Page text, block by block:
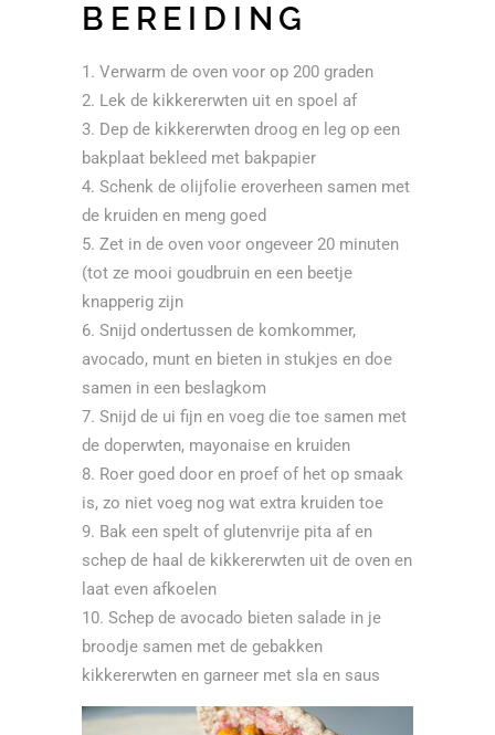
BEREIDING
Verwarm de oven voor op 200 graden
Lek de kikkererwten uit en spoel af
Dep de kikkererwten droog en leg op een
bakplaat bekleed met bakpapier
Schenk de olijfolie eroverheen samen met
de kruiden en meng goed
Zet in de oven voor ongeveer 20 minuten
(tot ze mooi goudbruin en een beetje
knapperig zijn
Snijd ondertussen de komkommer,
avocado, munt en bieten in stukjes en doe
samen in een beslagkom
Snijd de ui fijn en voeg die toe samen met
de doperwten, mayonaise en kruiden
Roer goed door en proef of het op smaak
is, zo niet voeg nog wat extra kruiden toe
Bak een spelt of glutenvrije pita af en
schep de haal de kikkererwten uit de oven en
laat even afkoelen
Schep de avocado bieten salade in je
broodje samen met de gebakken
kikkererwten en garneer met sla en saus